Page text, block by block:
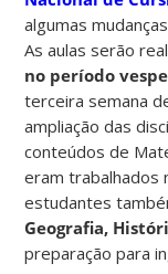
algumas
As aulas serão
no período
terceira semana
ampliação das
conteúdos de
eram trabalhados
estudantes
Geografia,
preparação para